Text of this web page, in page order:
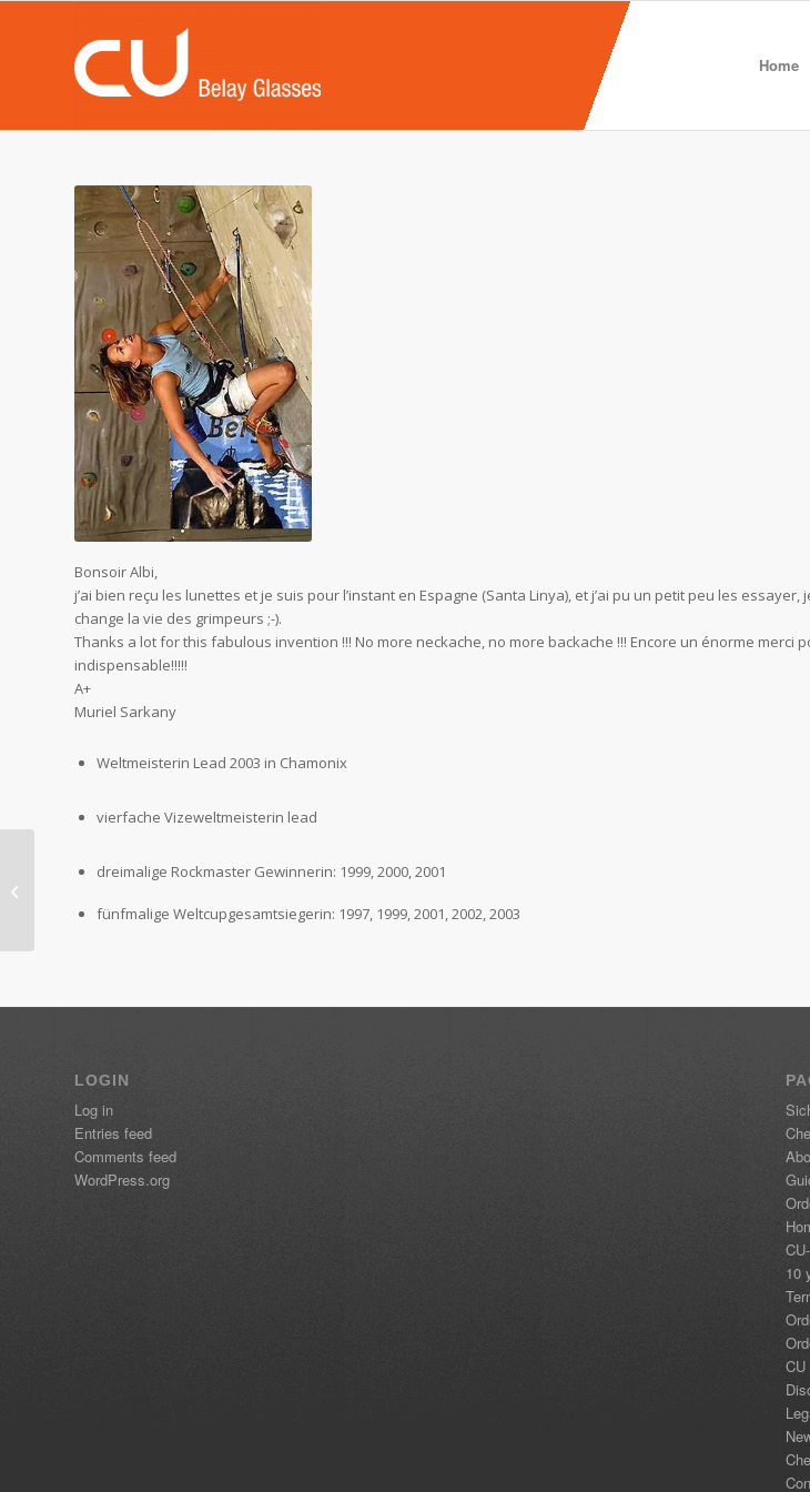
Home
Bonsoir Albi,
j’ai bien reçu les lunettes et je suis pour l’instant en Espagne (Santa Linya), et j’ai pu un petit peu les essayer,
change la vie des grimpeurs ;-).
Thanks a lot for this fabulous invention !!! No more neckache, no more backache !!! Encore un énorme merci
indispensable!!!!!
A+
Muriel Sarkany
Weltmeisterin Lead 2003 in Chamonix
vierfache Vizeweltmeisterin lead
dreimalige Rockmaster Gewinnerin: 1999, 2000, 2001
fünfmalige Weltcupgesamtsiegerin: 1997, 1999, 2001, 2002, 2003
LOGIN
Log in
Entries feed
Comments feed
WordPress.org
10
CU
Yolanda Swierstra
climbing team